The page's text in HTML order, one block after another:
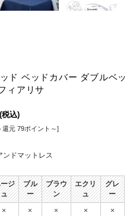
ド ベッドカバー ダブルベッ
ィアリサ
(税込)
還元 79ポイント～]
ンドマットレス
ジ
ュ
ブル
ー
ブラウ
ン
エクリ
ュ
グレ
ー
× × × × ×